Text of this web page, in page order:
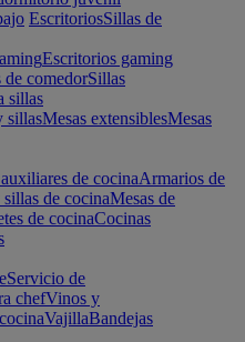
EscritoriosSillas de
Escritorios gaming
de comedorSillas
sillas
sillasMesas extensiblesMesas
de cocinaArmarios de
de cocinaMesas de
de cocinaCocinas
Servicio de
chefVinos y
VajillaBandejas